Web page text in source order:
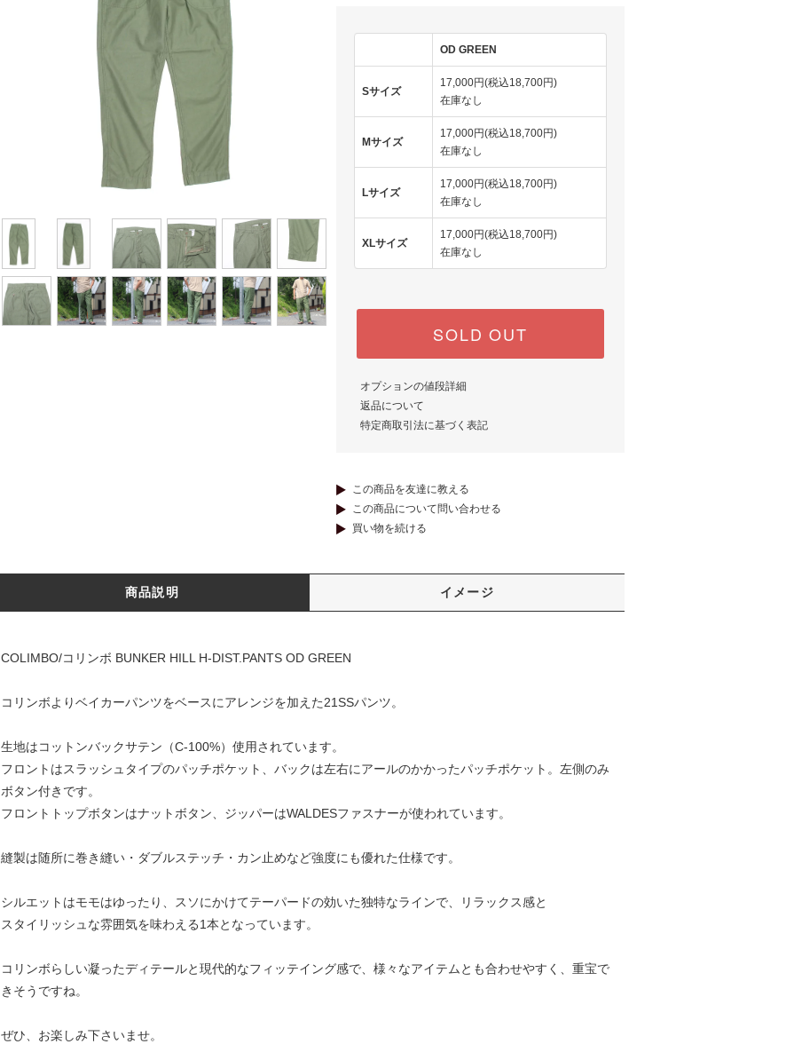
OD GREEN
Sサイズ
17,000円(税込18,700円)
在庫なし
Mサイズ
17,000円(税込18,700円)
在庫なし
Lサイズ
17,000円(税込18,700円)
在庫なし
XLサイズ
17,000円(税込18,700円)
在庫なし
SOLD OUT
オプションの値段詳細
返品について
特定商取引法に基づく表記
この商品を友達に教える
この商品について問い合わせる
買い物を続ける
商品説明 イメージ
COLIMBO/コリンボ BUNKER HILL H-DIST.PANTS OD GREEN
コリンボよりベイカーパンツをベースにアレンジを加えた21SSパンツ。
生地はコットンバックサテン（C-100%）使用されています。
フロントはスラッシュタイプのパッチポケット、バックは左右にアールのかかったパッチポケット。左側のみ
ボタン付きです。
フロントトップボタンはナットボタン、ジッパーはWALDESファスナーが使われています。
縫製は随所に巻き縫い・ダブルステッチ・カン止めなど強度にも優れた仕様です。
シルエットはモモはゆったり、スソにかけてテーパードの効いた独特なラインで、リラックス感と
スタイリッシュな雰囲気を味わえる1本となっています。
コリンボらしい凝ったディテールと現代的なフィッテイング感で、様々なアイテムとも合わせやすく、重宝で
きそうですね。
ぜひ、お楽しみ下さいませ。